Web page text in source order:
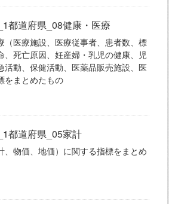
都道府県_08健康・医療
（医療施設、医療従事者、患者数、標
、死亡原因、妊産婦・乳児の健康、児
活動、保健活動、医薬品販売施設、医
をまとめたもの
都道府県_05家計
、物価、地価）に関する指標をまとめ